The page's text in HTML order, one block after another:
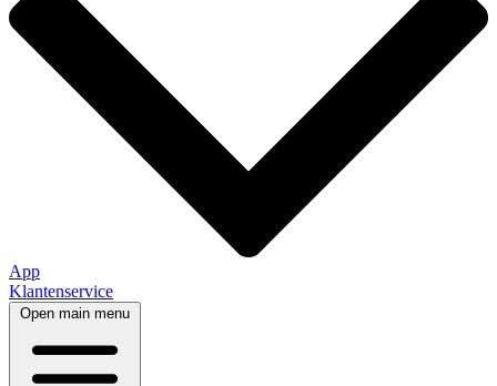
App
Klantenservice
Open main menu